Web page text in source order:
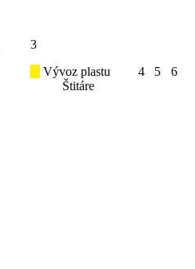
3
Vývoz plastu
Štitáre
4 5 6